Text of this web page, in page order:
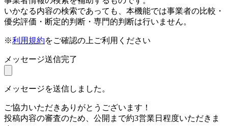
いかなる内容の検索であっても、本機能では事業者の比較・
優劣評価・断定的判断・専門的判断は行いません。
※利用規約をご確認の上ご利用ください
メッセージ送信完了
メッセージを送信しました。
ご協力いただきありがとうございます！
投稿内容の審査のため、公開まで約3営業日程度いただきま